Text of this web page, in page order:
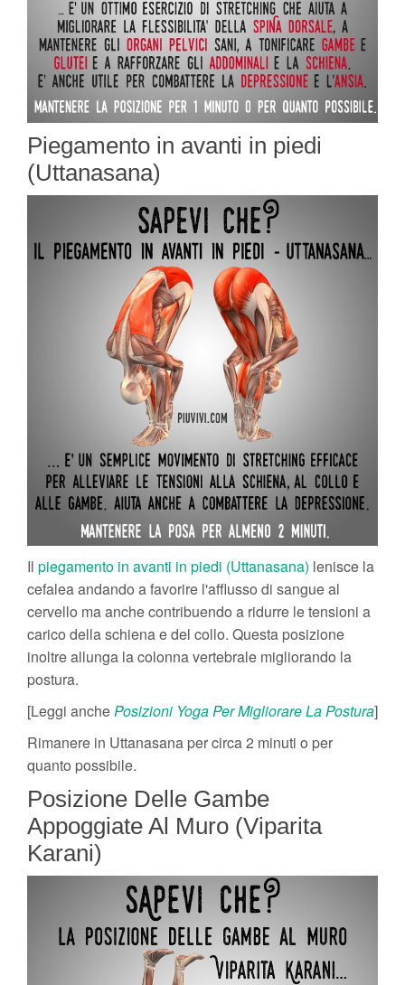
Piegamento in avanti in piedi
(Uttanasana)
Il piegamento in avanti in piedi (Uttanasana) lenisce la
cefalea andando a favorire l'afflusso di sangue al
cervello ma anche contribuendo a ridurre le tensioni a
carico della schiena e del collo. Questa posizione
inoltre allunga la colonna vertebrale migliorando la
postura.
[Leggi anchePosizioni Yoga Per Migliorare La Postura]
Rimanere in Uttanasana per circa 2 minuti o per
quanto possibile.
Posizione Delle Gambe
Appoggiate Al Muro (Viparita
Karani)